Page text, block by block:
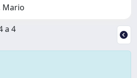
Mario
a 4